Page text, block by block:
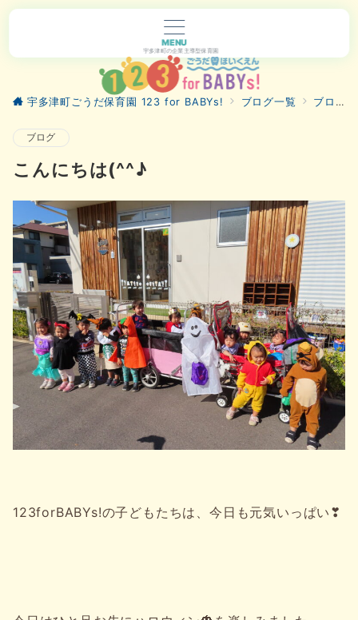
MENU
宇多津町の企業主導型保育園
宇多津町ごうだ保育園 123 for BABYs! ブログ一覧 ブログ
ブログ
こんにちは(^^♪
123forBABYs!の子どもたちは、今日も元気いっぱい❣